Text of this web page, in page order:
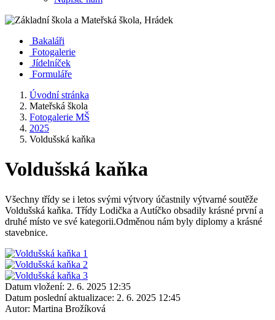
Bakaláři
Fotogalerie
Jídelníček
Formuláře
Úvodní stránka
Mateřská škola
Fotogalerie MŠ
2025
Voldušská kaňka
Voldušská kaňka
Všechny třídy se i letos svými výtvory účastnily výtvarné soutěže
Voldušská kaňka. Třídy Lodička a Autíčko obsadily krásné první a
druhé místo ve své kategorii.Odměnou nám byly diplomy a krásné
stavebnice.
Datum vložení: 2. 6. 2025 12:35
Datum poslední aktualizace: 2. 6. 2025 12:45
Autor: Martina Brožíková